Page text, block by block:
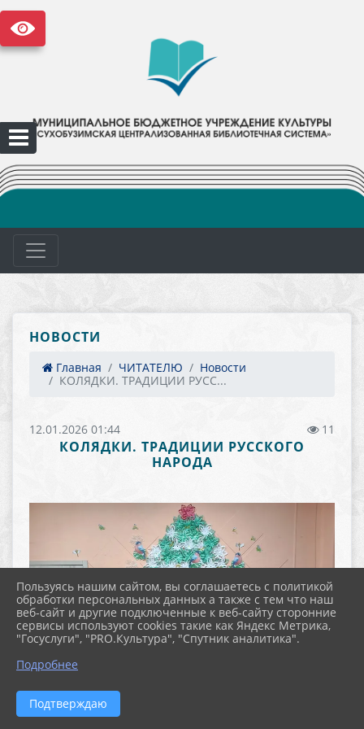
НОВОСТИ
Главная ЧИТАТЕЛЮ
Новости
КОЛЯДКИ. ТРАДИЦИИ РУСС...
12.01.2026 01:44 11
КОЛЯДКИ. ТРАДИЦИИ РУССКОГО
НАРОДА
Пользуясь нашим сайтом, вы соглашаетесь с политикой
обработки персональных данных а также с тем что наш
веб-сайт и другие подключенные к веб-сайту сторонние
сервисы используют cookies такие как Яндекс Метрика,
"Госуслуги", "PRO.Культура", "Спутник аналитика".
Подробнее
Подтверждаю